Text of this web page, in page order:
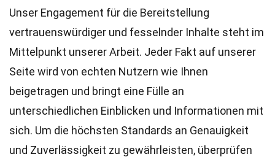
Unser Engagement für die Bereitstellung
vertrauenswürdiger und fesselnder Inhalte steht im
Mittelpunkt unserer Arbeit. Jeder Fakt auf unserer
Seite wird von echten Nutzern wie Ihnen
beigetragen und bringt eine Fülle an
unterschiedlichen Einblicken und Informationen mit
sich. Um die höchsten Standards an Genauigkeit
und Zuverlässigkeit zu gewährleisten, überprüfen